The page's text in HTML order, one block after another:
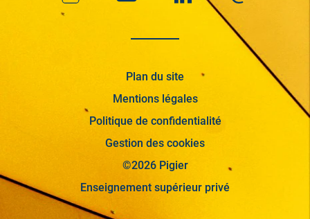
Plan du site
Mentions légales
Politique de confidentialité
Gestion des cookies
©2026 Pigier
Enseignement supérieur privé